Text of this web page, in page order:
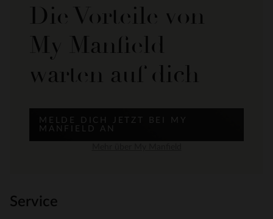
Die Vorteile von
My Manfield
warten auf dich
MELDE DICH JETZT BEI MY
MANFIELD AN
Service